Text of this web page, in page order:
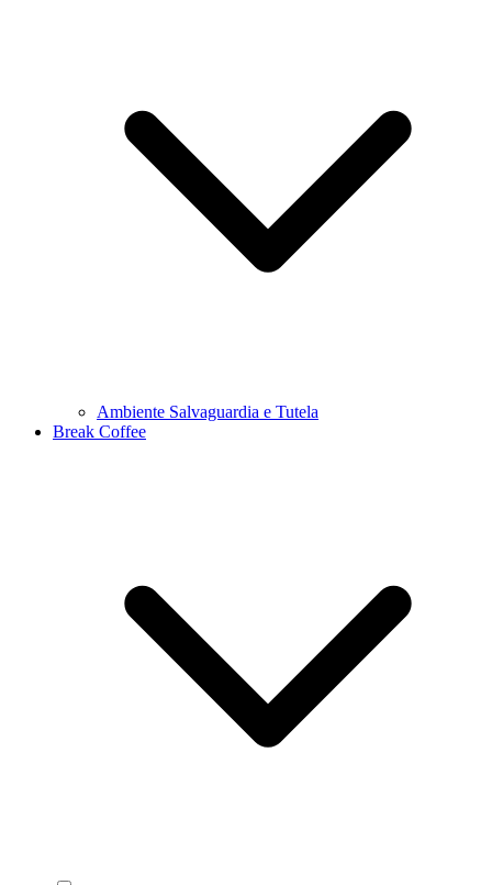
Ambiente Salvaguardia e Tutela
Break Coffee